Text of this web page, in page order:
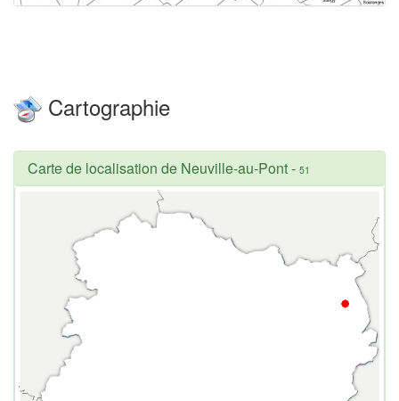
Cartographie
Carte de localisation de Neuville-au-Pont- 51